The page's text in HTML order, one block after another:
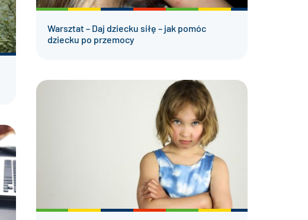
Warsztat – Daj dziecku siłę – jak pomóc
dziecku po przemocy